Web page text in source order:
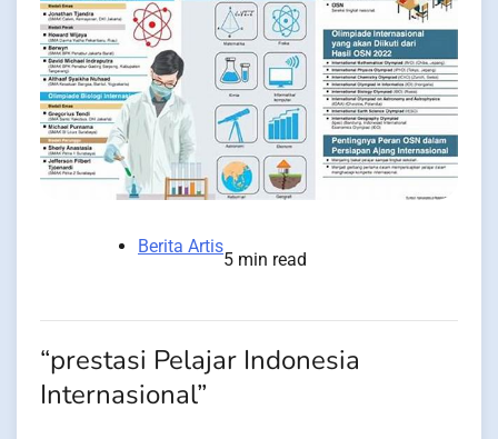
Berita Artis
5 min read
“prestasi Pelajar Indonesia
Internasional”